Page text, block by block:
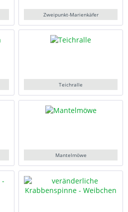
Zweipunkt-Marienkäfer
Teichralle
Mantelmöwe